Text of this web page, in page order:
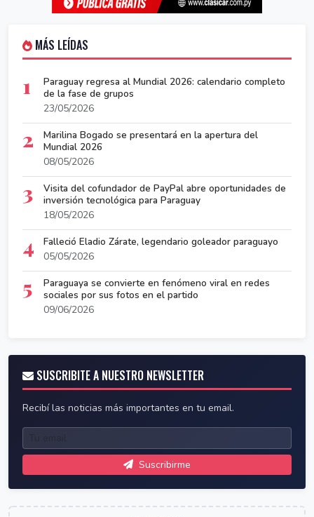
MÁS LEÍDAS
1
Paraguay regresa al Mundial 2026: calendario completo
de la fase de grupos
23/05/2026
2
Marilina Bogado se presentará en la apertura del
Mundial 2026
08/05/2026
3
Visita del cofundador de PayPal abre oportunidades de
inversión tecnológica para Paraguay
18/05/2026
4
Falleció Eladio Zárate, legendario goleador paraguayo
05/05/2026
5
Paraguaya se convierte en fenómeno viral en redes
sociales por sus fotos en el partido
09/06/2026
SUSCRIBITE A NUESTRO NEWSLETTER
Recibí las noticias más importantes en tu email.
Suscribirme